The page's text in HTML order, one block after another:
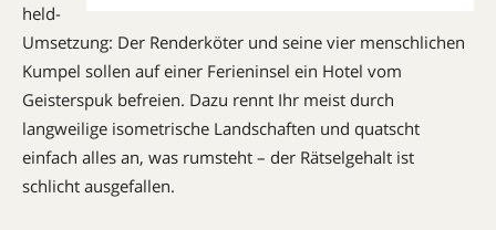
held-
Umsetzung: Der Renderköter und seine vier menschlichen
Kumpel sollen auf einer Ferieninsel ein Hotel vom
Geisterspuk befreien. Dazu rennt Ihr meist durch
langweilige isometrische Landschaften und quatscht
einfach alles an, was rumsteht – der Rätselgehalt ist
schlicht ausgefallen.